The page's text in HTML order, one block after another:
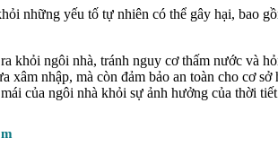
những yếu tố tự nhiên có thể gây hại, bao
khỏi ngôi nhà, tránh nguy cơ thấm nước và
nhập, mà còn đảm bảo an toàn cho cơ
của ngôi nhà khỏi sự ảnh hưởng của thời